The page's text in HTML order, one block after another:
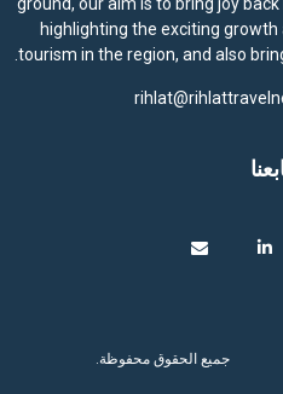
highlighting the exciting
tourism in the region, and also
جميع الحقوق محفوظة.